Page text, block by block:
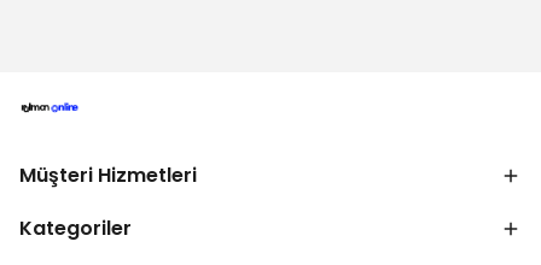
Müşteri Hizmetleri
Kategoriler